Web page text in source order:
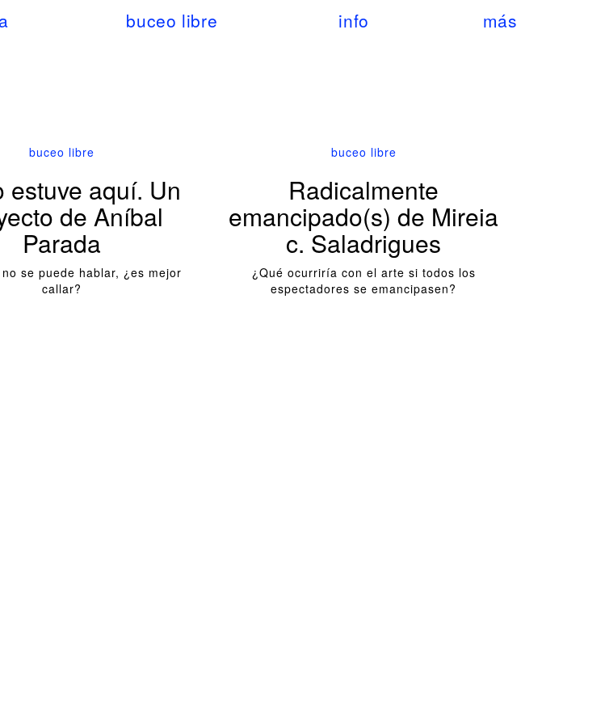
buceo libre info más
buceo libre
estuve aquí. Un
de Aníbal
Parada
se puede hablar, ¿es mejor
callar?
buceo libre
Radicalmente
emancipado(s) de Mireia
c. Saladrigues
¿Qué ocurriría con el arte si todos los
espectadores se emancipasen?